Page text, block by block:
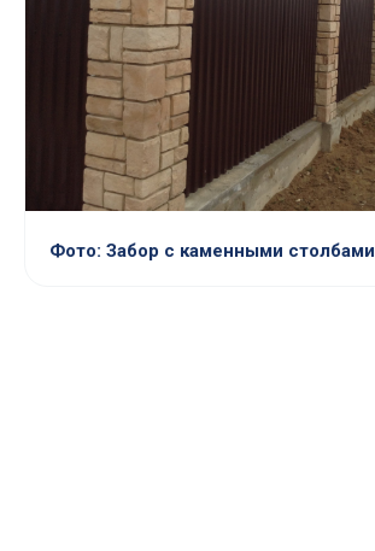
Фото: Забор с каменными столбами